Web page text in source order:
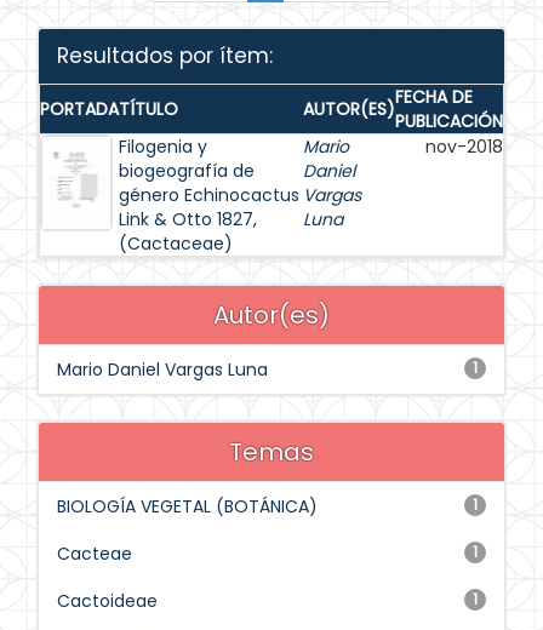
Resultados por ítem:
PORTADATÍTULO AUTOR(ES)FECHA DE
PUBLICACIÓN
Filogenia y
biogeografía de
género Echinocactus
Link & Otto 1827,
(Cactaceae)
Mario
Daniel
Vargas
Luna
nov-2018
Autor(es)
1
Mario Daniel Vargas Luna
Temas
1
BIOLOGÍA VEGETAL (BOTÁNICA)
1
Cacteae
1
Cactoideae